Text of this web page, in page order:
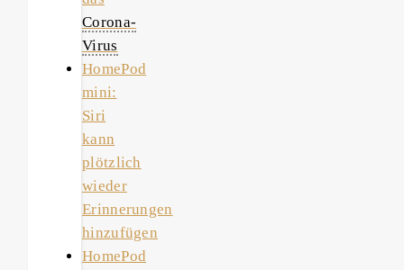
Corona-
Virus
HomePod
mini:
Siri
kann
plötzlich
wieder
Erinnerungen
hinzufügen
HomePod